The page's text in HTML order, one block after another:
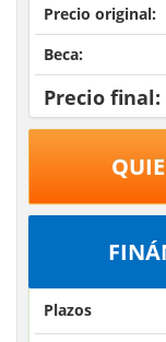
Precio original:
Beca:
Precio final:
Plazos